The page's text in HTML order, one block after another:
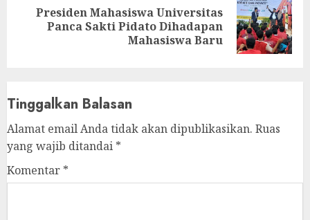
Next
Presiden Mahasiswa Universitas
Panca Sakti Pidato Dihadapan
Mahasiswa Baru
Tinggalkan Balasan
Alamat email Anda tidak akan dipublikasikan. Ruas
yang wajib ditandai *
Komentar *